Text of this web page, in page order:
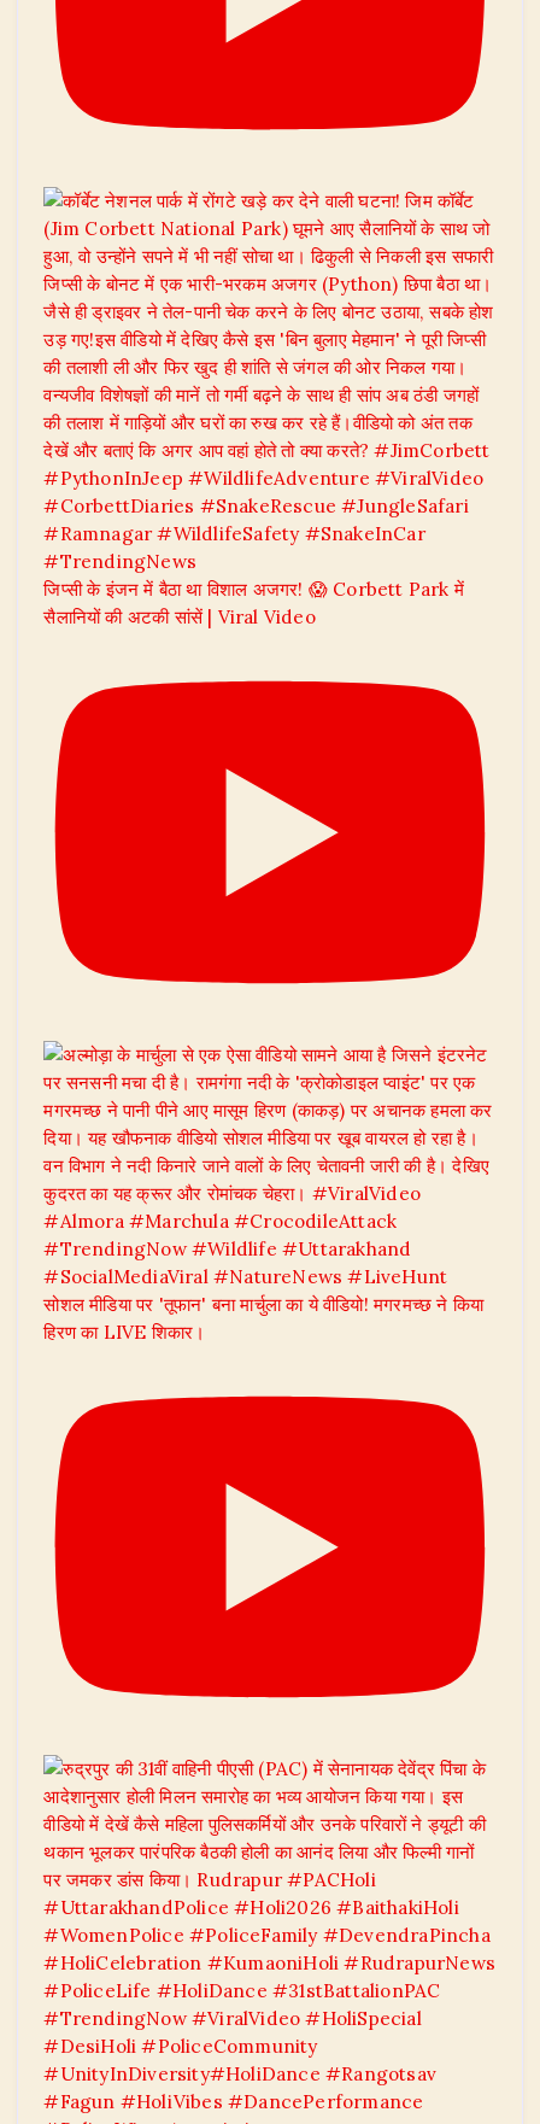
जिप्सी के इंजन में बैठा था विशाल अजगर! 😱 Corbett Park में
सैलानियों की अटकी सांसें | Viral Video
सोशल मीडिया पर 'तूफान' बना मार्चुला का ये वीडियो! मगरमच्छ ने किया
हिरण का LIVE शिकार।